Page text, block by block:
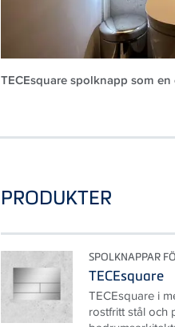
TECEsquare spolknapp som
PRODUKTER
SPOLKNAPPAR
TECEsquare
TECEsquare i
rostfritt stål och